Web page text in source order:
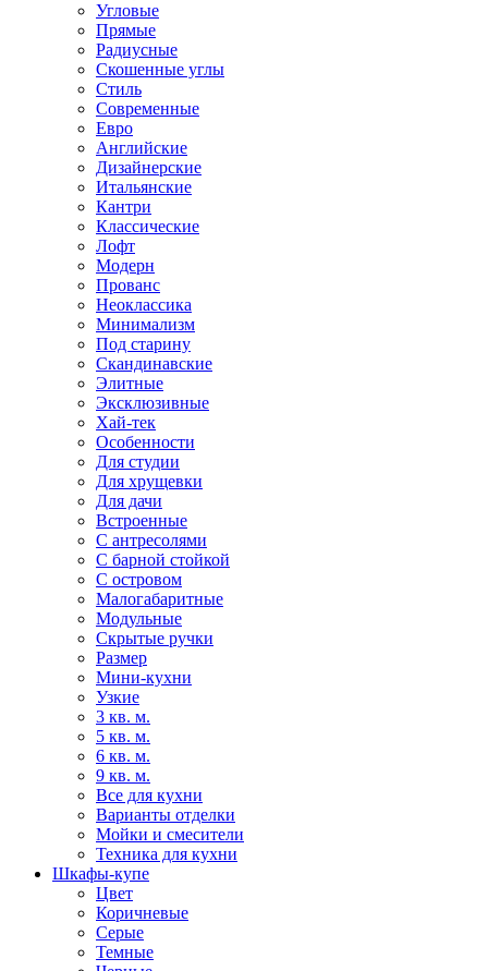
Угловые
Прямые
Радиусные
Скошенные углы
Стиль
Современные
Евро
Английские
Дизайнерские
Итальянские
Кантри
Классические
Лофт
Модерн
Прованс
Неоклассика
Минимализм
Под старину
Скандинавские
Элитные
Эксклюзивные
Хай-тек
Особенности
Для студии
Для хрущевки
Для дачи
Встроенные
С антресолями
С барной стойкой
С островом
Малогабаритные
Модульные
Скрытые ручки
Размер
Мини-кухни
Узкие
3 кв. м.
5 кв. м.
6 кв. м.
9 кв. м.
Все для кухни
Варианты отделки
Мойки и смесители
Техника для кухни
Шкафы-купе
Цвет
Коричневые
Серые
Темные